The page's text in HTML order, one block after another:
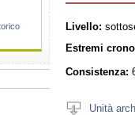
Livello:
Estremi
Consistenza:
Unità